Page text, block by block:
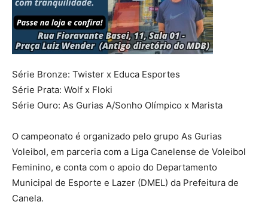
Série Bronze: Twister x Educa Esportes
Série Prata: Wolf x Floki
Série Ouro: As Gurias A/Sonho Olímpico x Marista
O campeonato é organizado pelo grupo As Gurias
Voleibol, em parceria com a Liga Canelense de Voleibol
Feminino, e conta com o apoio do Departamento
Municipal de Esporte e Lazer (DMEL) da Prefeitura de
Canela.